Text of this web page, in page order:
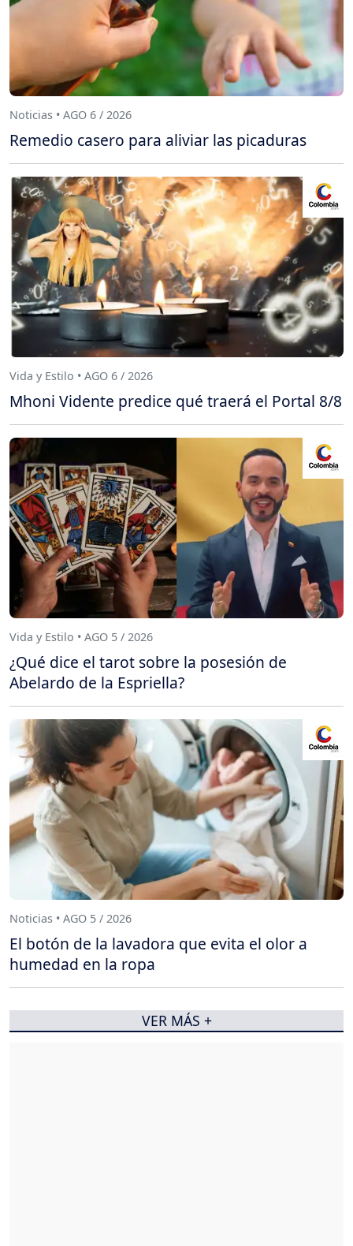
Noticias • AGO 6 / 2026
Remedio casero para aliviar las picaduras
Vida y Estilo • AGO 6 / 2026
Mhoni Vidente predice qué traerá el Portal 8/8
Vida y Estilo • AGO 5 / 2026
¿Qué dice el tarot sobre la posesión de
Abelardo de la Espriella?
Noticias • AGO 5 / 2026
El botón de la lavadora que evita el olor a
humedad en la ropa
VER MÁS +